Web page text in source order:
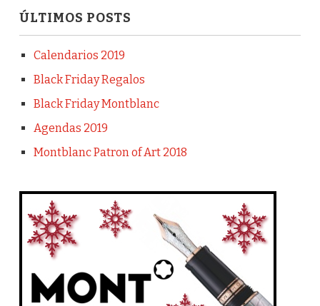
ÚLTIMOS POSTS
Calendarios 2019
Black Friday Regalos
Black Friday Montblanc
Agendas 2019
Montblanc Patron of Art 2018